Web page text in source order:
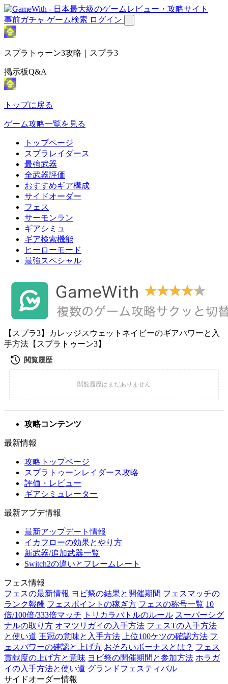
事前ガチャ ゲーム検索 ログイン
スプラトゥーン3攻略｜スプラ3
掲示板Q&A
トップに戻る
ゲーム攻略一覧を見る
トップページ
スプラレイダース
最強武器
全武器評価
おすすめギア構成
サイドオーダー
フェス
サーモンラン
ギアシミュ
ギア検索機能
ヒーローモード
最強スペシャル
【スプラ3】カレッジスウェットネイビーのギアパワーと入
手方法【スプラトゥーン3】
攻略コンテンツ
最新情報
攻略トップページ
スプラトゥーンレイダース攻略
評価・レビュー
ギアシミュレーター
最新アプデ情報
最新アップデート情報
イカフローの効果とやり方
新武器/追加武器一覧
Switch2の違いとフレームレート
フェス情報
フェスの最新情報 ヨビ祭の結果と開催期間 フェスマッチの
ランク報酬 フェスポイントの稼ぎ方 フェスの称号一覧 10
倍/100倍/333倍マッチ
トリカラバトルのルール スーパーシグ
ナルの取り方 オマツリガイの入手方法 フェスTの入手方法
と使い道 王冠の意味と入手方法 上位100ケツの確認方法 フ
ェスパワーの確認と上げ方 おそろいボーナスとは？ フェス
貢献度の上げ方と意味 ヨビ祭の開催期間と参加方法 ホラガ
イの入手方法と使い道 グランドフェスティバル
サイドオーダー情報